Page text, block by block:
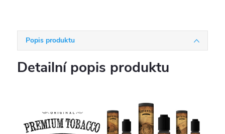
Popis produktu
Detailní popis produktu